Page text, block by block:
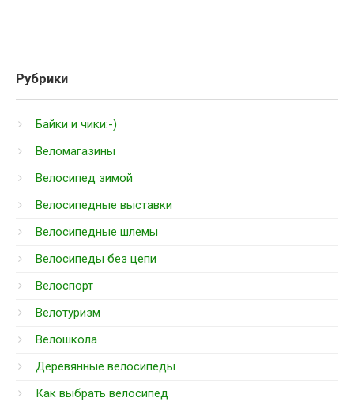
Рубрики
Байки и чики:-)
Веломагазины
Велосипед зимой
Велосипедные выставки
Велосипедные шлемы
Велосипеды без цепи
Велоспорт
Велотуризм
Велошкола
Деревянные велосипеды
Как выбрать велосипед